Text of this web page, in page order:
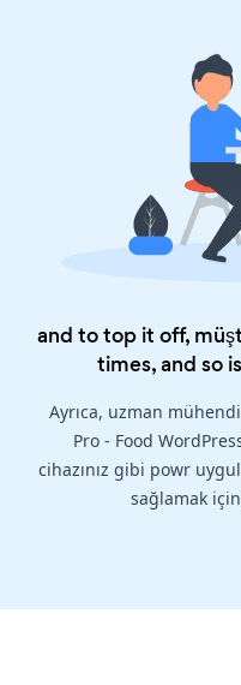
and to top it off,
times, and so
Ayrıca, uzman
Pro - Food
cihazınız gibi powr
sağlamak